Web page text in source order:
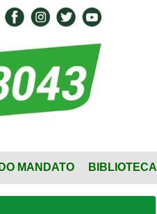
MANDATO BIBLIOTECA